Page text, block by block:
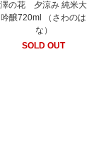
澤の花 夕涼み 純米大
吟醸720ml （さわのは
な）
SOLD OUT